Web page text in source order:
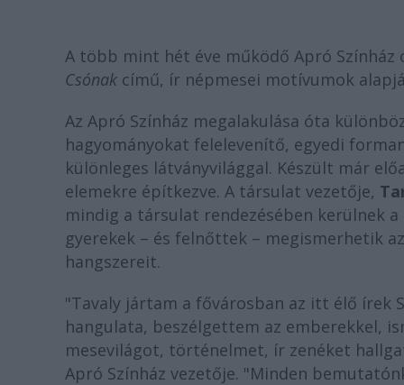
A több mint hét éve működő Apró
Csónak című, ír népmesei motívumok
Az Apró Színház megalakulása óta
hagyományokat felelevenítő, egyedi
különleges látványvilággal. Készült már
elemekre építkezve. A társulat vezetője,
mindig a társulat rendezésében kerülnek a
gyerekek – és felnőttek – megismerhetik
hangszereit.
"Tavaly jártam a fővárosban az itt élő írek
hangulata, beszélgettem az emberekkel,
mesevilágot, történelmet, ír zenéket
Apró Színház vezetője. "Minden